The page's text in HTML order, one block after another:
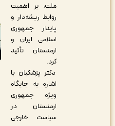
ملت، بر اهمیت
روابط ریشه‌دار و
پایدار جمهوری
اسلامی ایران و
ارمنستان تأکید
دکتر پزشکیان با
اشاره به جایگاه
ویژه جمهوری
ارمنستان در
سیاست خارجی